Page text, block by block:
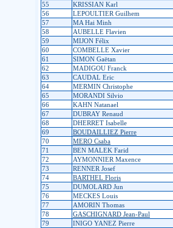
55
KRISSIAN Karl
56
LEPOULTIER Guilhem
57
MA Hai Minh
58
AUBELLE Flavien
59
MIJON Félix
60
COMBELLE Xavier
61
SIMON Gaëtan
62
MADIGOU Franck
63
CAUDAL Eric
64
MERMIN Christophe
65
MORANDI Silvio
66
KAHN Natanael
67
DUBRAY Renaud
68
DHERRET Isabelle
69
BOUDAILLIEZ Pierre
70
MERO Csaba
71
BEN MALEK Farid
72
AYMONNIER Maxence
73
RENNER Josef
74
BARTHEL Floris
75
DUMOLARD Jun
76
MECKES Louis
77
AMORIN Thomas
78
GASCHIGNARD Jean-Paul
79
INIGO YANEZ Pierre